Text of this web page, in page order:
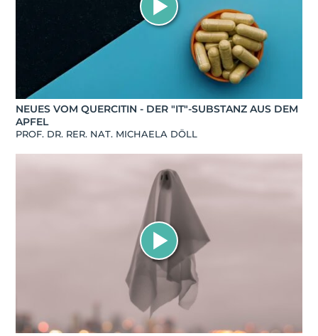
NEUES VOM QUERCITIN - DER "IT"-SUBSTANZ AUS DEM
APFEL
PROF. DR. RER. NAT. MICHAELA DÖLL